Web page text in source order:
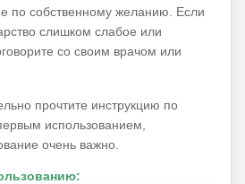
по собственному желанию. Если
слишком слабое или
со своим врачом или
прочтите инструкцию по
использованием,
очень важно.